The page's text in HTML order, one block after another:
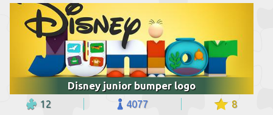
Disney junior bumper logo
12 4077 8